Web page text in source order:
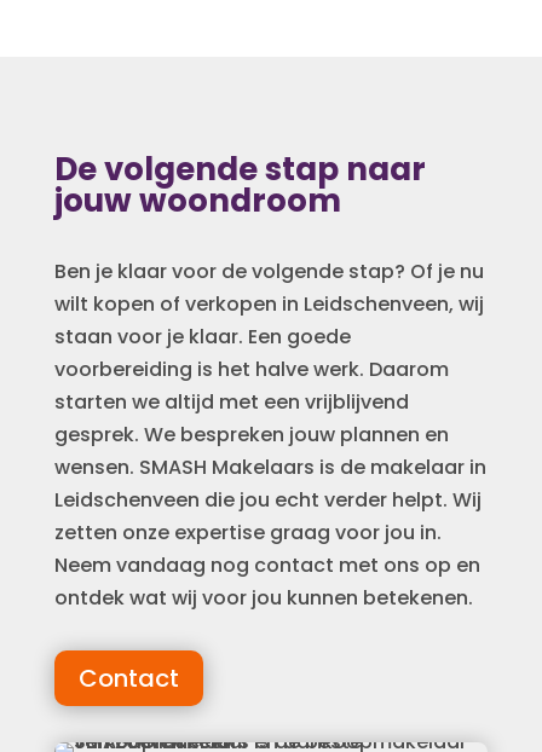
De volgende stap naar
jouw woondroom
Ben je klaar voor de volgende stap? Of je nu
wilt kopen of verkopen in Leidschenveen, wij
staan voor je klaar. Een goede
voorbereiding is het halve werk. Daarom
starten we altijd met een vrijblijvend
gesprek. We bespreken jouw plannen en
wensen. SMASH Makelaars is de makelaar in
Leidschenveen die jou echt verder helpt. Wij
zetten onze expertise graag voor jou in.
Neem vandaag nog contact met ons op en
ontdek wat wij voor jou kunnen betekenen.
Contact